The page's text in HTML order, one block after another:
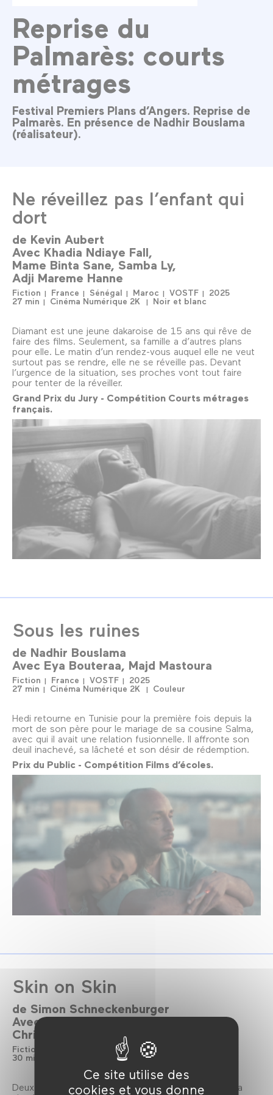
Ce site utilise des
cookies et vous donne
Reprise du
Palmarès: courts
métrages
Festival Premiers Plans d’Angers. Reprise de
Palmarès. En présence de Nadhir Bouslama
(réalisateur).
Ne réveillez pas l’enfant qui
dort
de Kevin Aubert
Avec Khadia Ndiaye Fall
Mame Binta Sane Samba Ly
Adji Mareme Hanne
Fiction France Sénégal Maroc VOSTF
2025
27 min
Cinéma Numérique 2K Noir et blanc
Diamant est une jeune dakaroise de 15 ans qui rêve de
faire des films. Seulement, sa famille a d’autres plans
pour elle. Le matin d’un rendez-vous auquel elle ne veut
surtout pas se rendre, elle ne se réveille pas. Devant
l’urgence de la situation, ses proches vont tout faire
pour tenter de la réveiller.
Grand Prix du Jury - Compétition Courts métrages
français.
Sous les ruines
de Nadhir Bouslama
Avec Eya Bouteraa Majd Mastoura
Fiction France VOSTF
2025
27 min
Cinéma Numérique 2K Couleur
Hedi retourne en Tunisie pour la première fois depuis la
mort de son père pour le mariage de sa cousine Salma,
avec qui il avait une relation fusionnelle. Il affronte son
deuil inachevé, sa lâcheté et son désir de rédemption.
Prix du Public - Compétition Films d’écoles.
Skin on Skin
de Simon Schneckenburger
AvecJonas Smulders Jurij Drevenšek
Christian A. Koch
Fiction VOSTF
2024
30 min
Cinéma Numérique 2K Couleur
Deux hommes perdus dans l’enfer de l’industrie de la